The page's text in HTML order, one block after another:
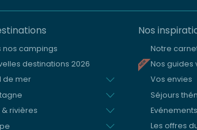
nos campings
destinations 2026
de mer
& rivières
Nos
Notre
Nos guides
Vos envies
Séjours
Evénements
Les offres